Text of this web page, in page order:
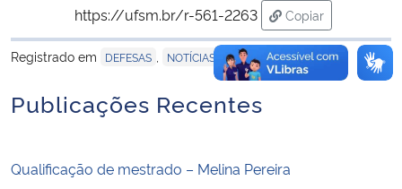
https://ufsm.br/r-561-2263
Copiar
para área de
Registrado em
DEFESAS NOTÍCIAS
Publicações Recentes
Qualificação de mestrado – Melina Pereira